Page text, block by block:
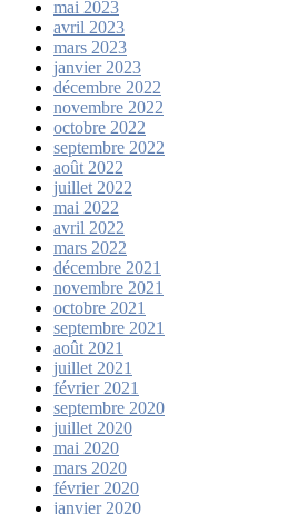
mai 2023
avril 2023
mars 2023
janvier 2023
décembre 2022
novembre 2022
octobre 2022
septembre 2022
août 2022
juillet 2022
mai 2022
avril 2022
mars 2022
décembre 2021
novembre 2021
octobre 2021
septembre 2021
août 2021
juillet 2021
février 2021
septembre 2020
juillet 2020
mai 2020
mars 2020
février 2020
janvier 2020